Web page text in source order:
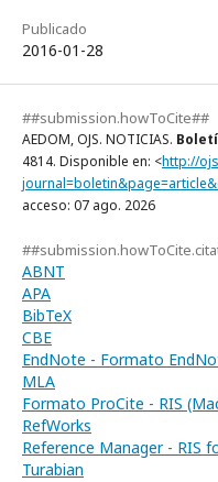
Publicado
2016-01-28
##submission.howToCite##
AEDOM, OJS. NOTICIAS.
4814. Disponible en: <http://
acceso: 07 ago. 2026
ABNT
APA
BibTeX
CBE
EndNote - Formato
MLA
Formato ProCite - RIS
RefWorks
Reference Manager - RIS
Turabian